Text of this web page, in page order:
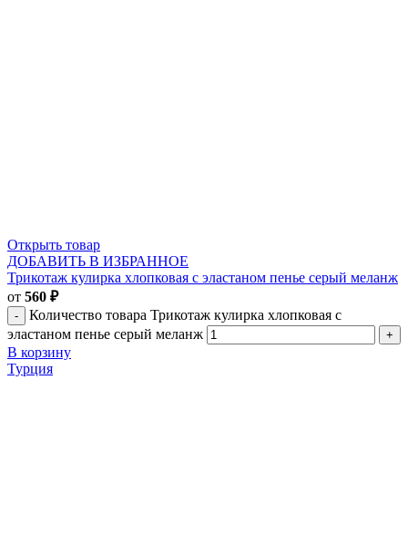
Открыть товар
ДОБАВИТЬ В ИЗБРАННОЕ
Трикотаж кулирка хлопковая с эластаном пенье серый меланж
от 560 ₽
Количество товара Трикотаж кулирка хлопковая с
эластаном пенье серый меланж
В корзину
Турция